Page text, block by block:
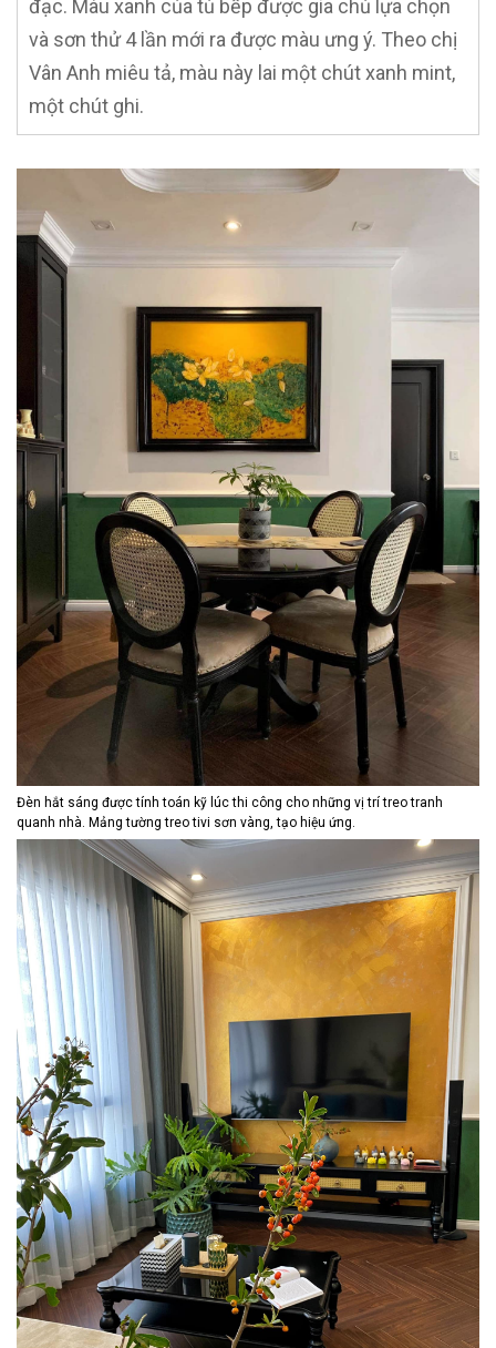
đạc. Màu xanh của tủ bếp được gia chủ lựa chọn
và sơn thử 4 lần mới ra được màu ưng ý. Theo chị
Vân Anh miêu tả, màu này lai một chút xanh mint,
một chút ghi.
Đèn hắt sáng được tính toán kỹ lúc thi công cho những vị trí treo tranh
quanh nhà. Mảng tường treo tivi sơn vàng, tạo hiệu ứng.